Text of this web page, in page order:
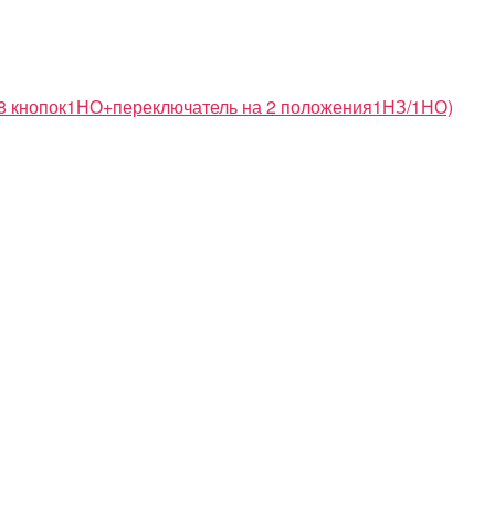
кнопок1НО+переключатель на 2 положения1НЗ/1НО)